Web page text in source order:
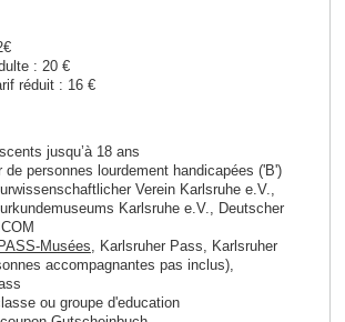
: 20 €
réduit : 16 €
jusqu’à 18 ans
de personnes lourdement handicapées ('B')
Verein Karlsruhe e.V.,
Karlsruhe e.V., Deutscher
Musées , Karlsruher Pass, Karlsruher
accompagnantes pas inclus),
ou groupe d'education